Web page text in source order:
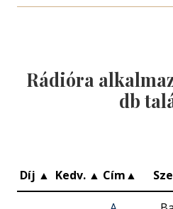
Rádióra
db
Díj ▲ Kedv. ▲ Cím▲